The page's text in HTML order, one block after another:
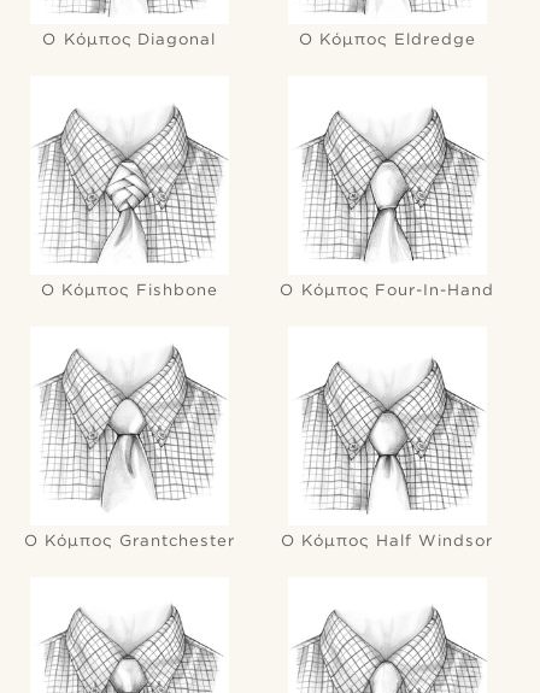
Ο Κόμπος Diagonal Ο Κόμπος Eldredge
Ο Κόμπος Fishbone Ο Κόμπος Four-In-Hand
Ο Κόμπος Grantchester Ο Κόμπος Half Windsor